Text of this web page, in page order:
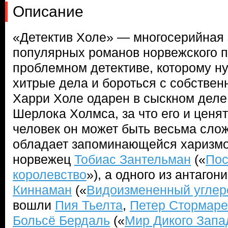
Описание
«Детектив Холе» — многосерийная
популярных романов норвежского
проблемном детективе, которому
хитрые дела и бороться с
Харри Холе одарен в сыскном
Шерлока Холмса, за что его и
человек он может быть весьма
обладает запоминающейся
норвежец Тобиас Зантельман («
королевство»), а одного из
Киннаман («Видоизмененный
вошли Пия Тьелта, Петер Стормаре
Больсё Бердаль («Мир Дикого